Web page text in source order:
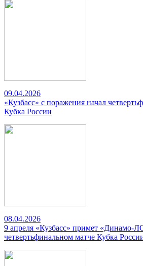
09.04.2026
«Кузбасс» с поражения начал
Кубка России
08.04.2026
9 апреля «Кузбасс» примет «Динамо-
четвертьфинальном матче Кубка